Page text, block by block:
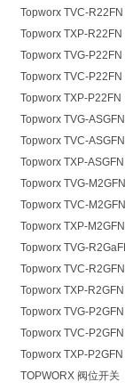
Topworx TVC-R22FN
Topworx TXP-R22FN
Topworx TVG-P22FN
Topworx TVC-P22FN
Topworx TXP-P22FN
Topworx TVG-ASGFN
Topworx TVC-ASGFN
Topworx TXP-ASGFN
Topworx TVG-M2GFN
Topworx TVC-M2GFN
Topworx TXP-M2GFN
Topworx TVG-
Topworx TVC-R2GFN
Topworx TXP-R2GFN
Topworx TVG-P2GFN
Topworx TVC-P2GFN
Topworx TXP-P2GFN
TOPWORX 阀位开关